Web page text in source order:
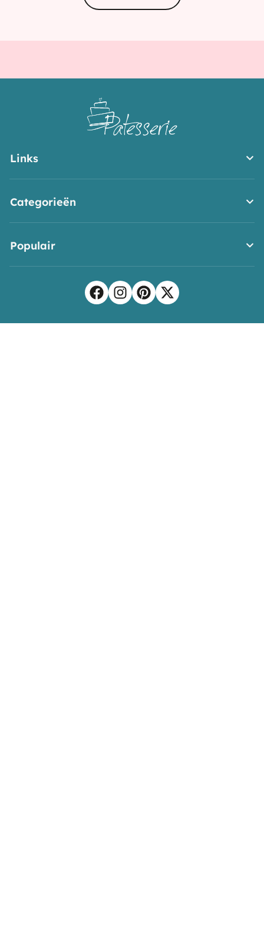
Links
Categorieën
Populair